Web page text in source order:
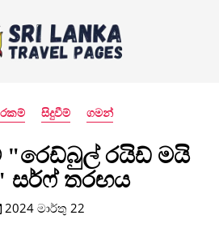
සිදුවීම් ගමන්
"රෙඩ්බුල් රයිඩ් මයි
සර්ෆ් තරඟය
2024 මාර්තු 22